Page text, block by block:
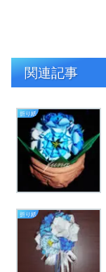
関連記事
折り紙
折り紙